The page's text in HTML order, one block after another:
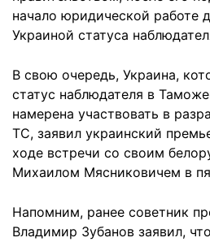
начало юридической работе
Украиной статуса
В свою очередь, Украина,
статус наблюдателя в
намерена участвовать в
ТС, заявил украинский
ходе встречи со своим
Михаилом Мясниковичем в
Напомним, ранее советник
Владимир Зубанов заявил,